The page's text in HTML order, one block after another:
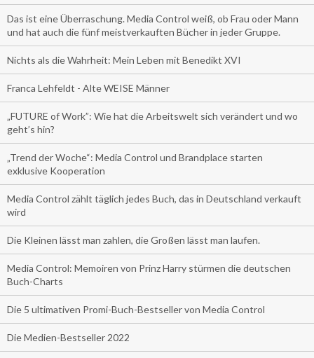
Das ist eine Überraschung. Media Control weiß, ob Frau oder Mann
und hat auch die fünf meistverkauften Bücher in jeder Gruppe.
Nichts als die Wahrheit: Mein Leben mit Benedikt XVI
Franca Lehfeldt - Alte WEISE Männer
„FUTURE of Work”: Wie hat die Arbeitswelt sich verändert und wo
geht’s hin?
„Trend der Woche“: Media Control und Brandplace starten
exklusive Kooperation
Media Control zählt täglich jedes Buch, das in Deutschland verkauft
wird
Die Kleinen lässt man zahlen, die Großen lässt man laufen.
Media Control: Memoiren von Prinz Harry stürmen die deutschen
Buch-Charts
Die 5 ultimativen Promi-Buch-Bestseller von Media Control
Die Medien-Bestseller 2022